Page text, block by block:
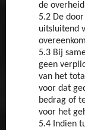
de
5.2 De
uitsluitend
5.3 Bij
geen
van het
voor dat
bedrag of
voor het
5.4 Indien